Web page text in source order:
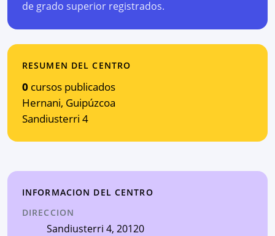
de grado superior registrados.
RESUMEN DEL CENTRO
0 cursos publicados
Hernani, Guipúzcoa
Sandiusterri 4
INFORMACION DEL CENTRO
DIRECCION
Sandiusterri 4, 20120